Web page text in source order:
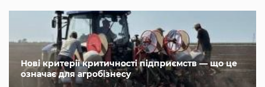
Нові критерії критичності підприємств — що це
означає для агробізнесу